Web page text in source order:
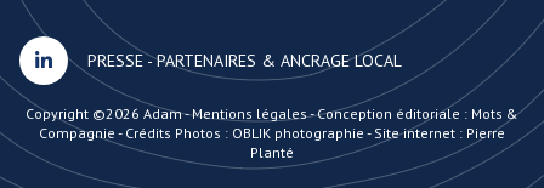
PRESSE-PARTENAIRES & ANCRAGE LOCAL
Copyright ©2026 Adam -Mentions légales-Conception éditoriale : Mots &
Compagnie - Crédits Photos : OBLIK photographie - Site internet : Pierre
Planté